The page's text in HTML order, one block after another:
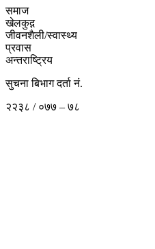
समाज
खेलकुद़़
जीवनशैली/स्वास्थ्य
प्रवास
अन्तराष्ट्रिय
सुचना बिभाग दर्ता नं.
२२३८ / ०७७ – ७८